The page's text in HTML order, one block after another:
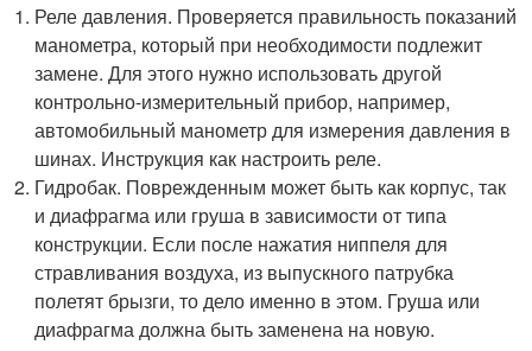
Реле давления. Проверяется правильность показаний
манометра, который при необходимости подлежит
замене. Для этого нужно использовать другой
контрольно-измерительный прибор, например,
автомобильный манометр для измерения давления в
шинах. Инструкция как настроить реле.
Гидробак. Поврежденным может быть как корпус, так
и диафрагма или груша в зависимости от типа
конструкции. Если после нажатия ниппеля для
стравливания воздуха, из выпускного патрубка
полетят брызги, то дело именно в этом. Груша или
диафрагма должна быть заменена на новую.